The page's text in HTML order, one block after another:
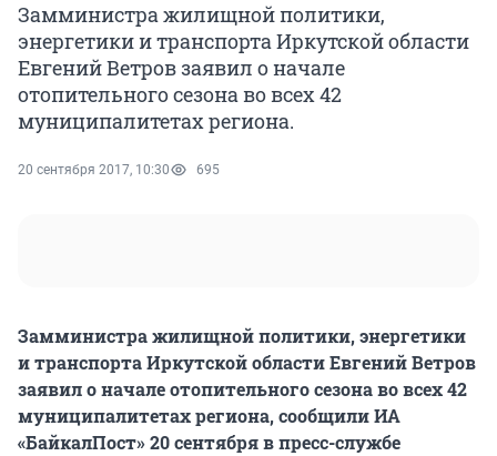
Замминистра жилищной политики,
энергетики и транспорта Иркутской области
Евгений Ветров заявил о начале
отопительного сезона во всех 42
муниципалитетах региона.
20 сентября 2017, 10:30 695
Замминистра жилищной политики, энергетики
и транспорта Иркутской области Евгений Ветров
заявил о начале отопительного сезона во всех 42
муниципалитетах региона, сообщили ИА
«БайкалПост» 20 сентября в пресс-службе